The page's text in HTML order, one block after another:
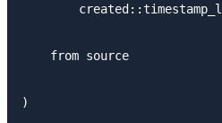
    from source
)